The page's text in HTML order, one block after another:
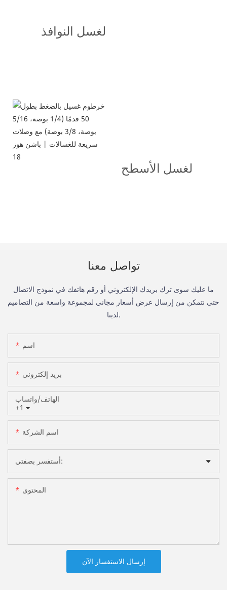
لغسل النوافذ
لغسل الأسطح
تواصل معنا
ما عليك سوى ترك بريدك الإلكتروني أو رقم هاتفك في نموذج الاتصال
حتى نتمكن من إرسال عرض أسعار مجاني لمجموعة واسعة من التصاميم
لدينا.
اسم
بريد إلكتروني
+1
الهاتف/واتساب
اسم الشركة
أستفسر بصفتي:
المحتوى
إرسال الاستفسار الآن